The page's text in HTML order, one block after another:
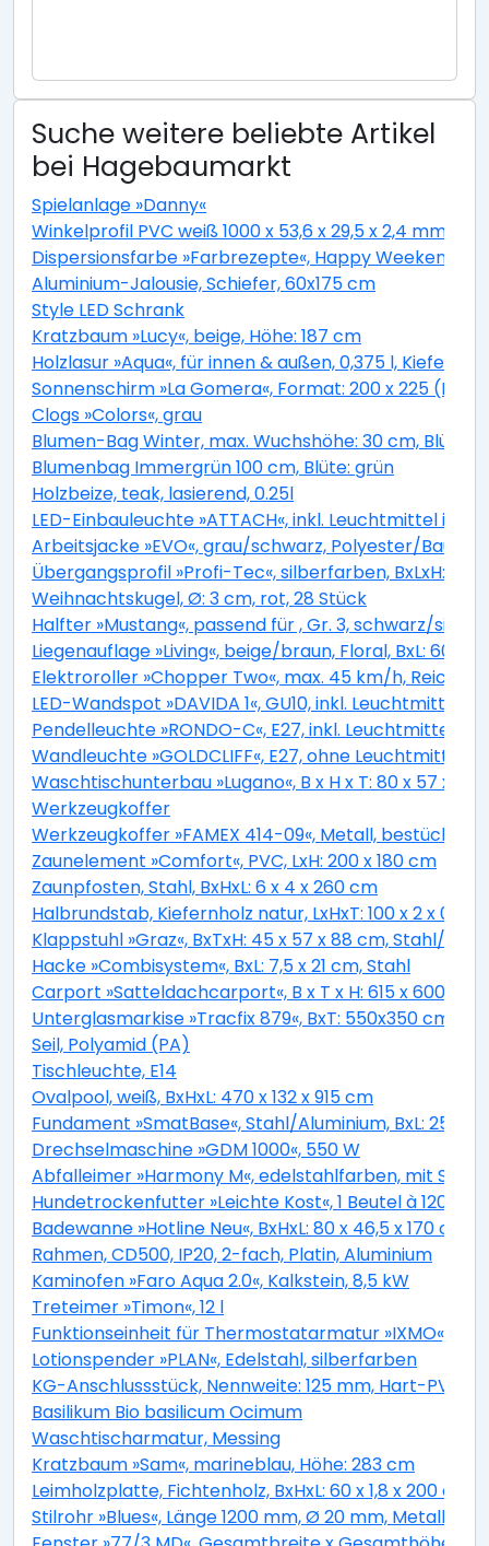
Suche weitere beliebte Artikel
bei Hagebaumarkt
Spielanlage »Danny«
Winkelprofil PVC weiß 1000 x 53,6 x 29,5 x 2,4 mm
Dispersionsfarbe »Farbrezepte«, Happy Weekend,
Aluminium-Jalousie, Schiefer, 60x175 cm
Style LED Schrank
Kratzbaum »Lucy«, beige, Höhe: 187 cm
Holzlasur »Aqua«, für innen & außen, 0,375 l, Kiefer,
Sonnenschirm »La Gomera«, Format: 200 x 225 (D x
Clogs »Colors«, grau
Blumen-Bag Winter, max. Wuchshöhe: 30 cm, Blüte:
Blumenbag Immergrün 100 cm, Blüte: grün
Holzbeize, teak, lasierend, 0.25l
LED-Einbauleuchte »ATTACH«, inkl. Leuchtmittel in
Arbeitsjacke »EVO«, grau/schwarz, Polyester/
Übergangsprofil »Profi-Tec«, silberfarben, BxLxH: 34 x
Weihnachtskugel, Ø: 3 cm, rot, 28 Stück
Halfter »Mustang«, passend für , Gr. 3, schwarz/
Liegenauflage »Living«, beige/braun, Floral, BxL: 60 x
Elektroroller »Chopper Two«, max. 45 km/h,
LED-Wandspot »DAVIDA 1«, GU10, inkl. Leuchtmittel
Pendelleuchte »RONDO-C«, E27, inkl. Leuchtmittel in
Wandleuchte »GOLDCLIFF«, E27, ohne Leuchtmittel
Waschtischunterbau »Lugano«, B x H x T: 80 x 57 x
Werkzeugkoffer
Werkzeugkoffer »FAMEX 414-09«, Metall, bestückt,
Zaunelement »Comfort«, PVC, LxH: 200 x 180 cm
Zaunpfosten, Stahl, BxHxL: 6 x 4 x 260 cm
Halbrundstab, Kiefernholz natur, LxHxT: 100 x 2 x 0,9
Klappstuhl »Graz«, BxTxH: 45 x 57 x 88 cm, Stahl/
Hacke »Combisystem«, BxL: 7,5 x 21 cm, Stahl
Carport »Satteldachcarport«, B x T x H: 615 x 600 x
Unterglasmarkise »Tracfix 879«, BxT: 550x350 cm,
Seil, Polyamid (PA)
Tischleuchte, E14
Ovalpool, weiß, BxHxL: 470 x 132 x 915 cm
Fundament »SmatBase«, Stahl/Aluminium, BxL: 252 x
Drechselmaschine »GDM 1000«, 550 W
Abfalleimer »Harmony M«, edelstahlfarben, mit
Hundetrockenfutter »Leichte Kost«, 1 Beutel à 12000 g
Badewanne »Hotline Neu«, BxHxL: 80 x 46,5 x 170 cm,
Rahmen, CD500, IP20, 2-fach, Platin, Aluminium
Kaminofen »Faro Aqua 2.0«, Kalkstein, 8,5 kW
Treteimer »Timon«, 12 l
Funktionseinheit für Thermostatarmatur »IXMO«,
Lotionspender »PLAN«, Edelstahl, silberfarben
KG-Anschlussstück, Nennweite: 125 mm, Hart-PVC
Basilikum Bio basilicum Ocimum
Waschtischarmatur, Messing
Kratzbaum »Sam«, marineblau, Höhe: 283 cm
Leimholzplatte, Fichtenholz, BxHxL: 60 x 1,8 x 200 cm
Stilrohr »Blues«, Länge 1200 mm, Ø 20 mm, Metall